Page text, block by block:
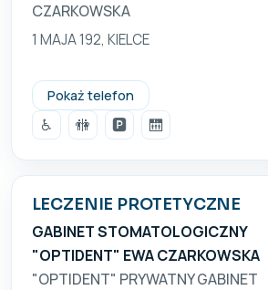
CZARKOWSKA
1 MAJA 192, KIELCE
Pokaż telefon
+48 664 430 710
♿
🚻 🅿️ 🛗
LECZENIE PROTETYCZNE
GABINET STOMATOLOGICZNY
"OPTIDENT" EWA CZARKOWSKA
"OPTIDENT" PRYWATNY GABINET